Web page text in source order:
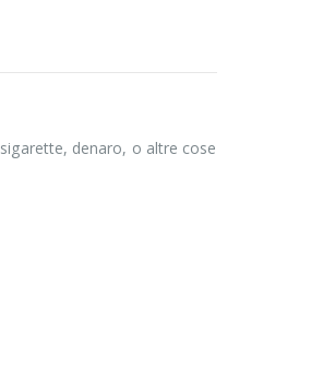
denaro, o altre cose